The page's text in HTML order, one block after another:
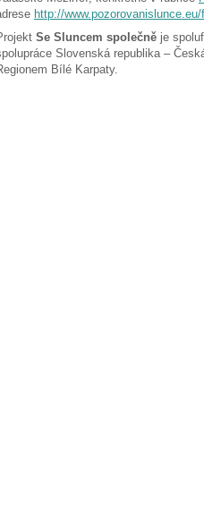
http://
Se Sluncem společně je
Slovenská republika –
Bílé Karpaty.